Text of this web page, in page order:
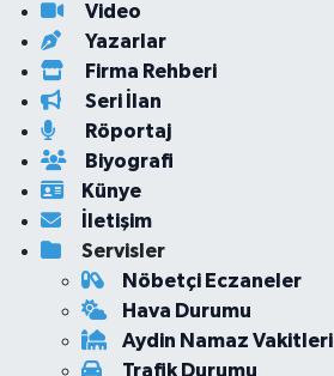
Video
Yazarlar
Firma Rehberi
Seri İlan
Röportaj
Biyografi
Künye
İletişim
Servisler
Nöbetçi Eczaneler
Hava Durumu
Aydin Namaz Vakitleri
Trafik Durumu